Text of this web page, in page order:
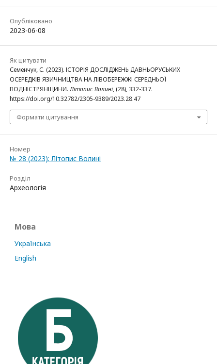
Опубліковано
2023-06-08
Як цитувати
Семенчук, С. (2023). ІСТОРІЯ ДОСЛІДЖЕНЬ ДАВНЬОРУСЬКИХ
ОСЕРЕДКІВ ЯЗИЧНИЦТВА НА ЛІВОБЕРЕЖЖІ СЕРЕДНЬОЇ
ПОДНІСТРЯНЩИНИ.Літопис Волині, (28), 332-337.
https://doi.org/10.32782/2305-9389/2023.28.47
Формати цитування
Номер
№ 28 (2023): Літопис Волині
Розділ
Археологія
Мова
Українська
English